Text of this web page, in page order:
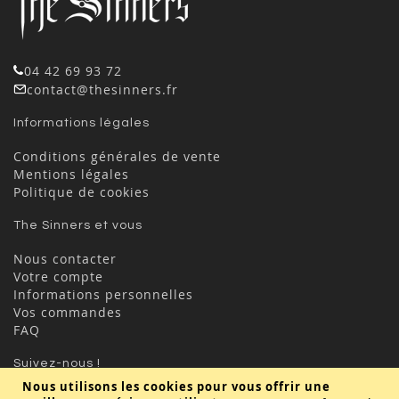
Nous utilisons les cookies pour vous offrir une
04 42 69 93 72
contact@thesinners.fr
Informations légales
Conditions générales de vente
Mentions légales
Politique de cookies
The Sinners et vous
Nous contacter
Votre compte
Informations personnelles
Vos commandes
FAQ
Suivez-nous !